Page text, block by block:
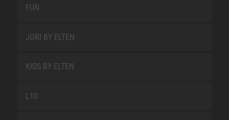
FUN
JORI BY ELTEN
KIDS BY ELTEN
L10